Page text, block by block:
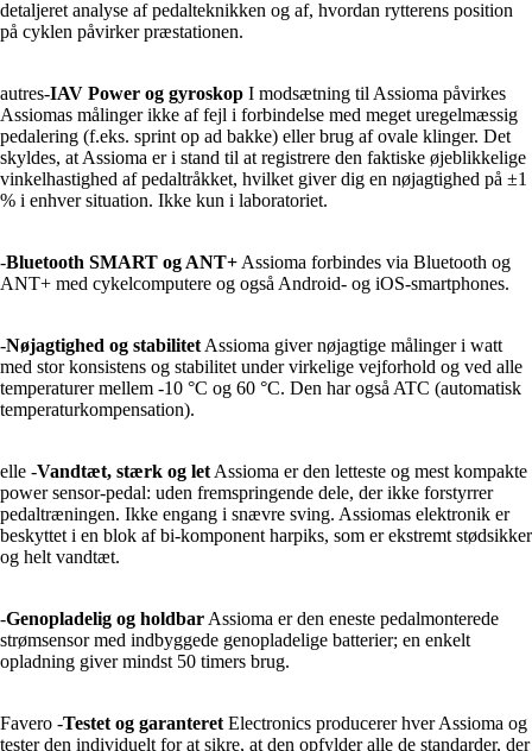
detaljeret analyse af pedalteknikken og af, hvordan rytterens position
på cyklen påvirker præstationen.
autres-IAV Power og gyroskop I modsætning til Assioma påvirkes
Assiomas målinger ikke af fejl i forbindelse med meget uregelmæssig
pedalering (f.eks. sprint op ad bakke) eller brug af ovale klinger. Det
skyldes, at Assioma er i stand til at registrere den faktiske øjeblikkelige
vinkelhastighed af pedaltråkket, hvilket giver dig en nøjagtighed på ±1
% i enhver situation. Ikke kun i laboratoriet.
-Bluetooth SMART og ANT+ Assioma forbindes via Bluetooth og
ANT+ med cykelcomputere og også Android- og iOS-smartphones.
-Nøjagtighed og stabilitet Assioma giver nøjagtige målinger i watt
med stor konsistens og stabilitet under virkelige vejforhold og ved alle
temperaturer mellem -10 °C og 60 °C. Den har også ATC (automatisk
temperaturkompensation).
elle -Vandtæt, stærk og let Assioma er den letteste og mest kompakte
power sensor-pedal: uden fremspringende dele, der ikke forstyrrer
pedaltræningen. Ikke engang i snævre sving. Assiomas elektronik er
beskyttet i en blok af bi-komponent harpiks, som er ekstremt stødsikker
og helt vandtæt.
-Genopladelig og holdbar Assioma er den eneste pedalmonterede
strømsensor med indbyggede genopladelige batterier; en enkelt
opladning giver mindst 50 timers brug.
Favero -Testet og garanteret Electronics producerer hver Assioma og
tester den individuelt for at sikre, at den opfylder alle de standarder, der